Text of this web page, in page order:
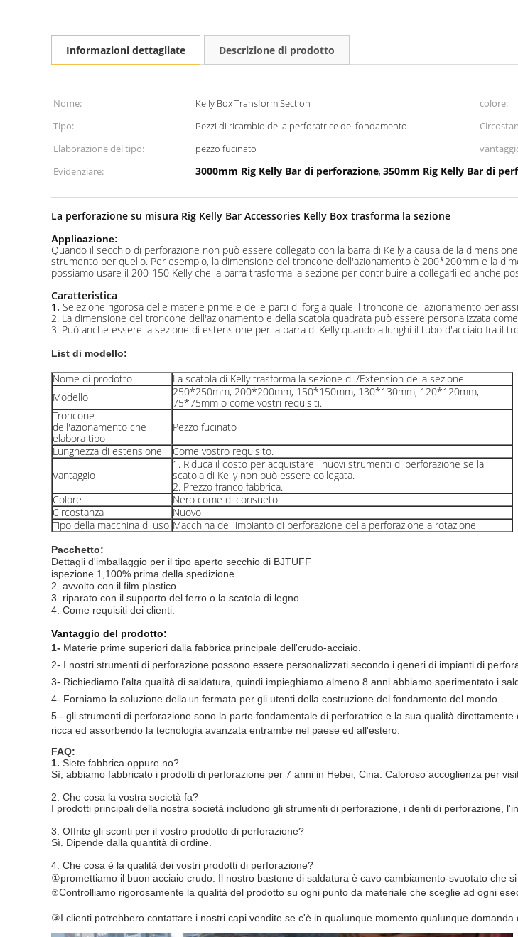
Informazioni dettagliate Descrizione di prodotto
Nome: Kelly Box Transform Section colore:
Tipo:
Pezzi di ricambio della perforatrice del fondamento
Elaborazione del tipo:
pezzo fucinato
Evidenziare:
3000mm Rig Kelly Bar di perforazione, 350mm Rig Kelly Bar di
La perforazione su misura Rig Kelly Bar Accessories Kelly Box trasforma la sezione
Applicazione:
Quando il secchio di perforazione non può essere collegato con la barra di Kelly a causa della
strumento per quello. Per esempio, la dimensione del troncone dell'azionamento è 200*200mm e la
possiamo usare il 200-150 Kelly che la barra trasforma la sezione per contribuire a collegarli ed anche
Caratteristica
1. Selezione rigorosa delle materie prime e delle parti di forgia quale il troncone dell'azionamento per
2. La dimensione del troncone dell'azionamento e della scatola quadrata può essere personalizzata
3. Può anche essere la sezione di estensione per la barra di Kelly quando allunghi il tubo d'acciaio fra il
List di modello:
Nome di prodotto
La scatola di Kelly trasforma la sezione di /Extension della sezione
Modello
250*250mm, 200*200mm, 150*150mm, 130*130mm, 120*120mm,
75*75mm o come vostri requisiti.
Troncone
dell'azionamento che
elabora tipo
Pezzo fucinato
Lunghezza di estensione
Come vostro requisito.
Vantaggio
1. Riduca il costo per acquistare i nuovi strumenti di perforazione se la
scatola di Kelly non può essere collegata.
2. Prezzo franco fabbrica.
Colore
Nero come di consueto
Circostanza
Nuovo
Tipo della macchina di uso Macchina dell'impianto di perforazione della perforazione a rotazione
Pacchetto:
Dettagli d'imballaggio per il tipo aperto secchio di BJTUFF
ispezione 1,100% prima della spedizione.
2. avvolto con il film plastico.
3. riparato con il supporto del ferro o la scatola di legno.
4. Come requisiti dei clienti.
Vantaggio del prodotto:
1- Materie prime superiori dalla fabbrica principale dell'crudo-acciaio.
2- I nostri strumenti di perforazione possono essere personalizzati secondo i generi di impianti di
3- Richiediamo l'alta qualità di saldatura, quindi impieghiamo almeno 8 anni abbiamo sperimentato i
4- Forniamo la soluzione della un-fermata per gli utenti della costruzione del fondamento del mondo
5 - gli strumenti di perforazione sono la parte fondamentale di perforatrice e la sua qualità
ricca ed assorbendo la tecnologia avanzata entrambe nel paese ed all'estero.
FAQ:
1. Siete fabbrica oppure no?
Sì, abbiamo fabbricato i prodotti di perforazione per 7 anni in Hebei, Cina. Caloroso accoglienza per
2. Che cosa la vostra società fa?
I prodotti principali della nostra società includono gli strumenti di perforazione, i denti di perforazione,
3. Offrite gli sconti per il vostro prodotto di perforazione?
Sì. Dipende dalla quantità di ordine.
4. Che cosa è la qualità dei vostri prodotti di perforazione?
①promettiamo il buon acciaio crudo. Il nostro bastone di saldatura è cavo cambiamento-svuotato che
②Controlliamo rigorosamente la qualità del prodotto su ogni punto da materiale che sceglie ad ogni
③I clienti potrebbero contattare i nostri capi vendite se c'è in qualunque momento qualunque